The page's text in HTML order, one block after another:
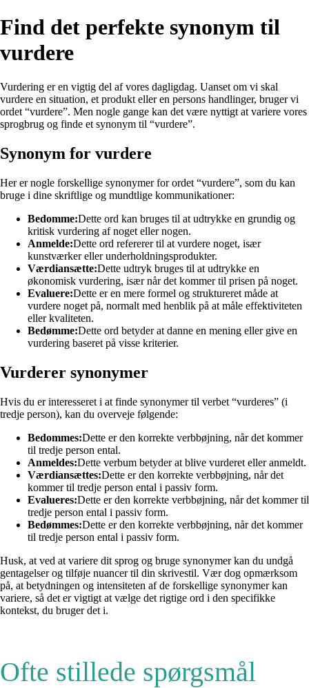
Find det perfekte synonym til
vurdere
Vurdering er en vigtig del af vores dagligdag. Uanset om vi skal
vurdere en situation, et produkt eller en persons handlinger, bruger vi
ordet “vurdere”. Men nogle gange kan det være nyttigt at variere vores
sprogbrug og finde et synonym til “vurdere”.
Synonym for vurdere
Her er nogle forskellige synonymer for ordet “vurdere”, som du kan
bruge i dine skriftlige og mundtlige kommunikationer:
Bedomme:Dette ord kan bruges til at udtrykke en grundig og
kritisk vurdering af noget eller nogen.
Anmelde:Dette ord refererer til at vurdere noget, især
kunstværker eller underholdningsprodukter.
Værdiansætte:Dette udtryk bruges til at udtrykke en
økonomisk vurdering, især når det kommer til prisen på noget.
Evaluere:Dette er en mere formel og struktureret måde at
vurdere noget på, normalt med henblik på at måle effektiviteten
eller kvaliteten.
Bedømme:Dette ord betyder at danne en mening eller give en
vurdering baseret på visse kriterier.
Vurderer synonymer
Hvis du er interesseret i at finde synonymer til verbet “vurderes” (i
tredje person), kan du overveje følgende:
Bedommes:Dette er den korrekte verbbøjning, når det kommer
til tredje person ental.
Anmeldes:Dette verbum betyder at blive vurderet eller anmeldt.
Værdiansættes:Dette er den korrekte verbbøjning, når det
kommer til tredje person ental i passiv form.
Evalueres:Dette er den korrekte verbbøjning, når det kommer til
tredje person ental i passiv form.
Bedømmes:Dette er den korrekte verbbøjning, når det kommer
til tredje person ental i passiv form.
Husk, at ved at variere dit sprog og bruge synonymer kan du undgå
gentagelser og tilføje nuancer til din skrivestil. Vær dog opmærksom
på, at betydningen og intensiteten af de forskellige synonymer kan
variere, så det er vigtigt at vælge det rigtige ord i den specifikke
kontekst, du bruger det i.
Ofte stillede spørgsmål